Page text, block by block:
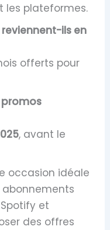
les plateformes.
ils en
offerts pour
, avant le
occasion idéale
et
des offres